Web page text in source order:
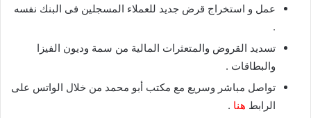
عمل و استخراج قرض جديد للعملاء المسجلين فى البنك نفسه
.
تسديد القروض والمتعثرات المالية من سمة وديون الفيزا
والبطاقات .
تواصل مباشر وسريع مع مكتب أبو محمد من خلال الواتس على
الرابط هنا .